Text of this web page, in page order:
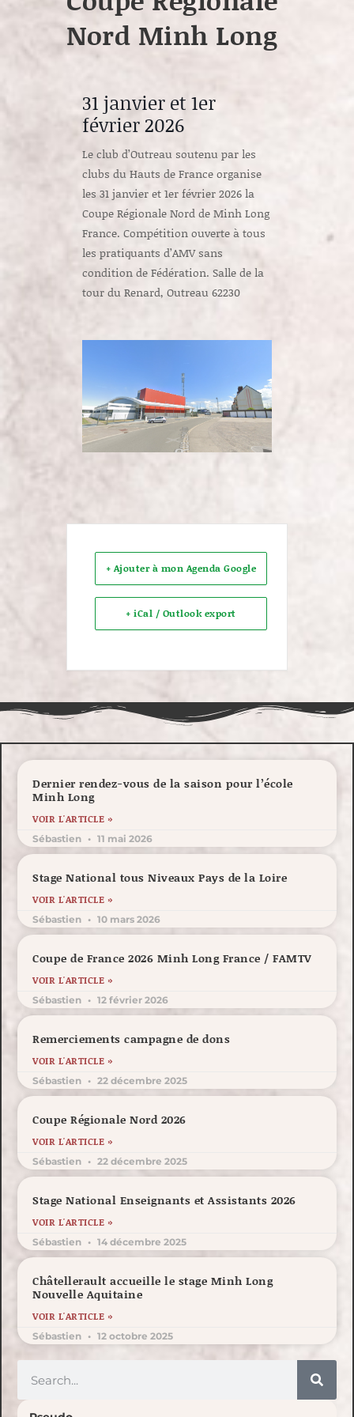
Nord Minh Long
31 janvier et 1er
février 2026
Le club d’Outreau soutenu par les
clubs du Hauts de France organise
les 31 janvier et 1er février 2026 la
Coupe Régionale Nord de Minh Long
France. Compétition ouverte à tous
les pratiquants d’AMV sans
condition de Fédération. Salle de la
tour du Renard, Outreau 62230
+ Ajouter à mon Agenda Google
+ iCal / Outlook export
Dernier rendez-vous de la saison pour l’école
Minh Long
VOIR L'ARTICLE »
Sébastien 11 mai 2026
Stage National tous Niveaux Pays de la Loire
VOIR L'ARTICLE »
Sébastien 10 mars 2026
Coupe de France 2026 Minh Long France / FAMTV
VOIR L'ARTICLE »
Sébastien 12 février 2026
Remerciements campagne de dons
VOIR L'ARTICLE »
Sébastien 22 décembre 2025
Coupe Régionale Nord 2026
VOIR L'ARTICLE »
Sébastien 22 décembre 2025
Stage National Enseignants et Assistants 2026
VOIR L'ARTICLE »
Sébastien 14 décembre 2025
Châtellerault accueille le stage Minh Long
Nouvelle Aquitaine
VOIR L'ARTICLE »
Sébastien 12 octobre 2025